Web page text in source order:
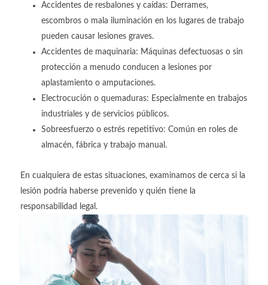
Accidentes de resbalones y caídas: Derrames,
escombros o mala iluminación en los lugares de trabajo
pueden causar lesiones graves.
Accidentes de maquinaria: Máquinas defectuosas o sin
protección a menudo conducen a lesiones por
aplastamiento o amputaciones.
Electrocución o quemaduras: Especialmente en trabajos
industriales y de servicios públicos.
Sobreesfuerzo o estrés repetitivo: Común en roles de
almacén, fábrica y trabajo manual.
En cualquiera de estas situaciones, examinamos de cerca si la
lesión podría haberse prevenido y quién tiene la
responsabilidad legal.